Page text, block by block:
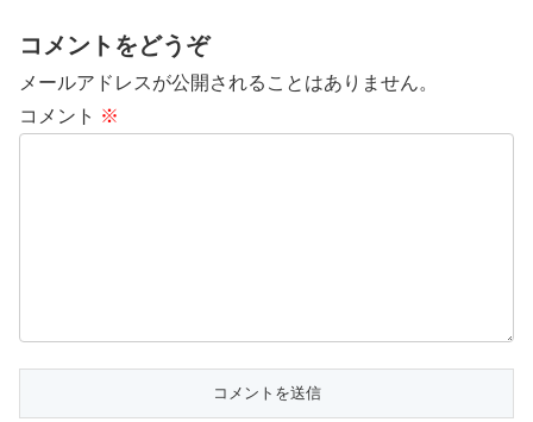
コメントをどうぞ
メールアドレスが公開されることはありません。
コメント ※